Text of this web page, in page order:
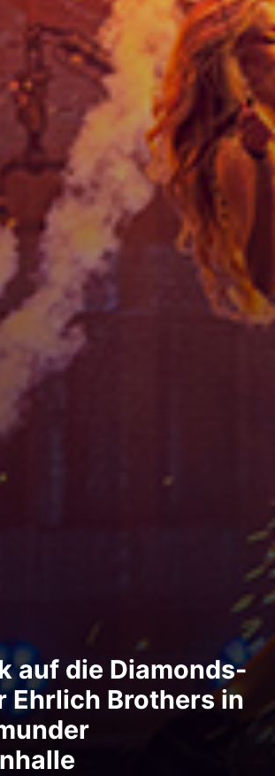
auf die Diamonds-
Ehrlich Brothers in